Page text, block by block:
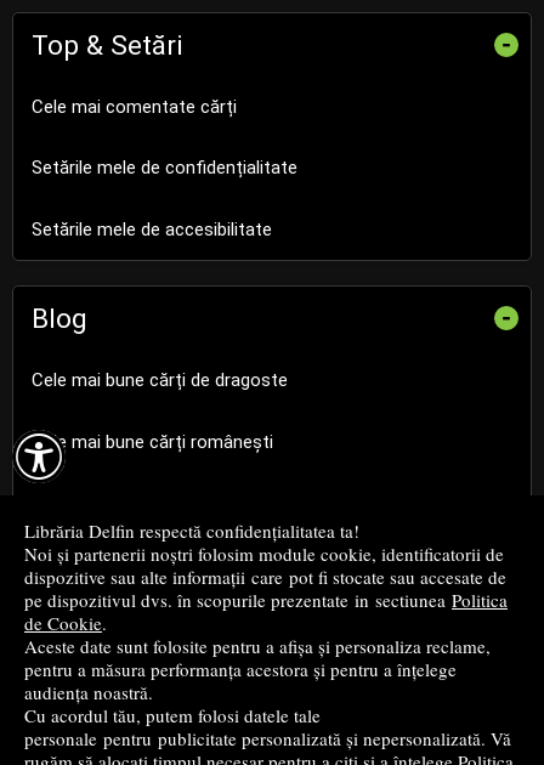

Librăria Delfin respectă confidențialitatea ta!
Noi și partenerii noștri folosim module cookie, identificatorii de
dispozitive sau alte informații care pot fi stocate sau accesate de
pe dispozitivul dvs. în scopurile prezentate in sectiunea Politica
de Cookie.
Aceste date sunt folosite pentru a afișa și personaliza reclame,
pentru a măsura performanța acestora și pentru a înțelege
audiența noastră.
Cu acordul tău, putem folosi datele tale
personale pentru publicitate personalizată și nepersonalizată. Vă
Top & Setări -
Cele mai comentate cărți
Setările mele de confidențialitate
Setările mele de accesibilitate
Blog -
Cele mai bune cărți de dragoste
Cele mai bune cărți românești
Cele mai bune cărți de istorie
Top cărți beletristică
...toate știrile
© 2004 - 2026 Grup DZC SRL